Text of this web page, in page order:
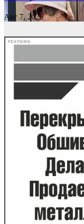
Авг 7, 2026
РЕКЛАМА